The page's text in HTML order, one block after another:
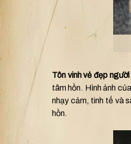
Tôn vinh vẻ đẹp
tâm hồn. Hình ảnh
nhạy cảm, tinh tế và
hồn.